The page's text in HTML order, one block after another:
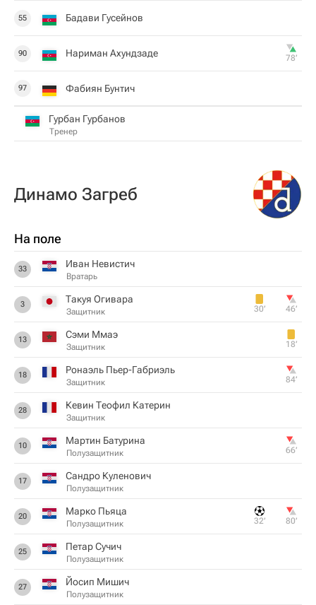
55 Бадави Гусейнов
90 Нариман Ахундзаде 78‎’‎
97 Фабиян Бунтич
Гурбан Гурбанов
Тренер
Динамо Загреб
На поле
33 Иван Невистич
Вратарь
3 Такуя Огивара
Защитник 30‎’‎ 46‎’‎
13 Сэми Ммаэ
Защитник 18‎’‎
18 Ронаэль Пьер-Габриэль
Защитник 84‎’‎
28 Кевин Теофил Катерин
Защитник
10 Мартин Батурина
Полузащитник 66‎’‎
17 Сандро Куленович
Полузащитник
20 Марко Пьяца
Полузащитник 32‎’‎ 80‎’‎
25 Петар Сучич
Полузащитник
27 Йосип Мишич
Полузащитник